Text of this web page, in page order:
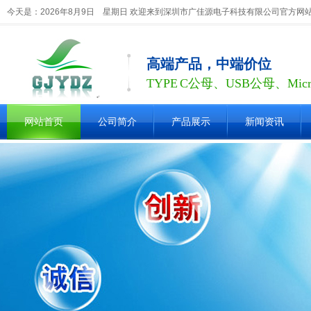
今天是：2026年8月9日 星期日 欢迎来到深圳市广佳源电子科技有限公司官方网
高端产品，中端价位
TYPE C公母、USB公母、
网站首页 公司简介 产品展示 新闻资讯